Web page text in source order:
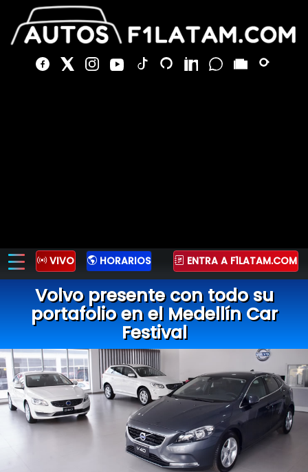
VIVO HORARIOS ENTRA A F1LATAM.COM
Volvo presente con todo su
portafolio en el Medellín Car
Festival